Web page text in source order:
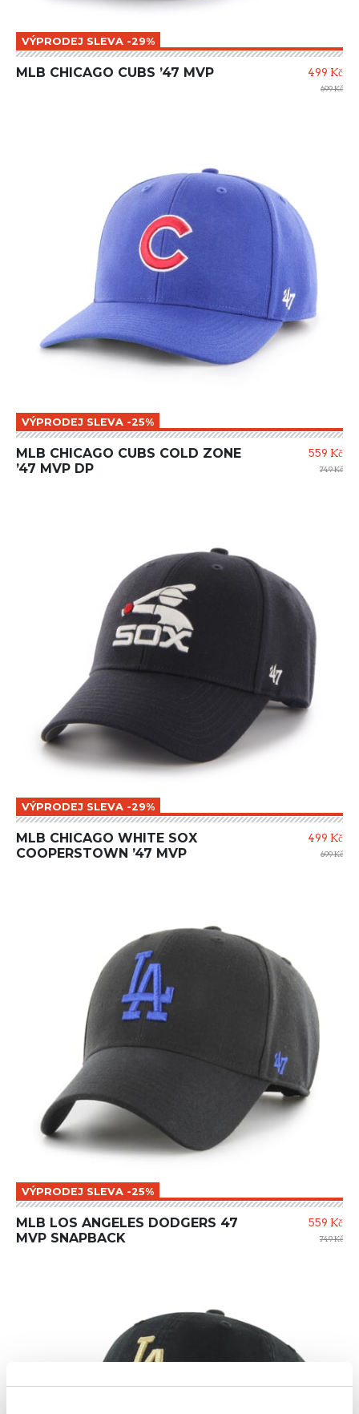
VÝPRODEJ SLEVA -29%
MLB CHICAGO CUBS ’47 MVP 499 Kč
699 Kč
VÝPRODEJ SLEVA -25%
MLB CHICAGO CUBS COLD ZONE
’47 MVP DP
559 Kč
749 Kč
VÝPRODEJ SLEVA -29%
MLB CHICAGO WHITE SOX
COOPERSTOWN ’47 MVP
499 Kč
699 Kč
VÝPRODEJ SLEVA -25%
MLB LOS ANGELES DODGERS 47
MVP SNAPBACK
559 Kč
749 Kč